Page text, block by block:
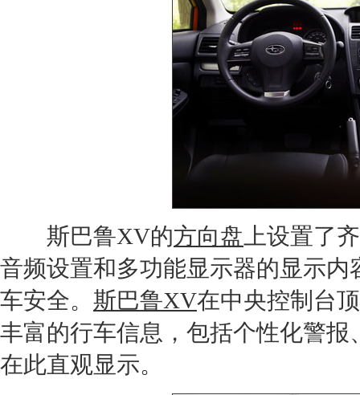
斯巴鲁XV的方向盘 上设置了
音频设置和多功能显示器的显示
车安全。 斯巴鲁XV在中央控制台
丰富的行车信息，包括个性化警
在此直观显示。